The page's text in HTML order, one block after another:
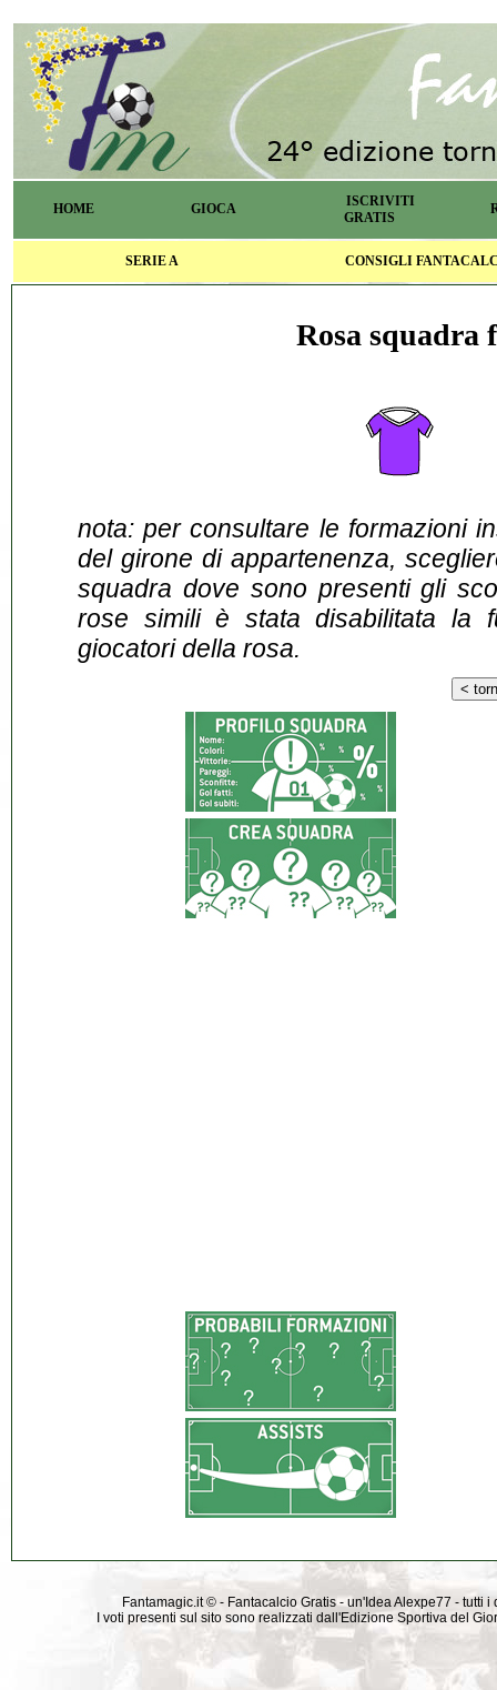
HOME GIOCA
ISCRIVITI
GRATIS
SERIE A CONSIGLI
Rosa squadra
nota: per consultare le formazioni
del girone di appartenenza,
squadra dove sono presenti gli
rose simili è stata disabilitata la
giocatori della rosa.
Fantamagic.it © - Fantacalcio Gratis - un'Idea Alexpe77 -
I voti presenti sul sito sono realizzati dall'Edizione Sportiva del